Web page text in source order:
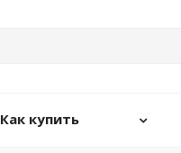
Как купить